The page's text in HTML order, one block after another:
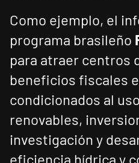
Como ejemplo, el
programa brasileño
para atraer centros
beneficios fiscales
condicionados al
renovables,
investigación y
eficiencia hídrica y